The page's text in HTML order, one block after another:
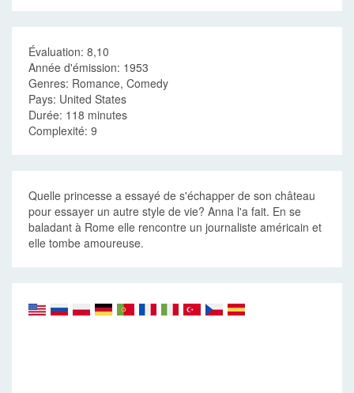
Évaluation: 8,10
Année d'émission: 1953
Genres: Romance, Comedy
Pays: United States
Durée: 118 minutes
Complexité: 9
Quelle princesse a essayé de s'échapper de son château
pour essayer un autre style de vie? Anna l'a fait. En se
baladant à Rome elle rencontre un journaliste américain et
elle tombe amoureuse.